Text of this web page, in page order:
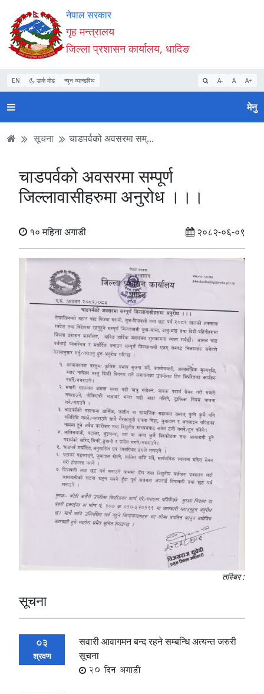
Accessibility
Mode
सुरु
गर्नुहोस्
सामाग्री
पढ्नुहाेस्
नेभिगेसन
पढ्नुहाेस्
वेबसाइट
खोजमा
जानुहोस्
नेपाल सरकार
गृह मन्त्रालय
जिल्ला प्रशासन कार्यालय, धादिङ
EN डार्क मोड न्यून व्यान्डविथ A- A A+
मेनु
सूचना चाडपर्वको अवसरमा सम्...
चाडपर्वको अवसरमा सम्पूर्ण
जिल्लावासीहरुमा अनुरोध ।।।
१० महिना अगाडी २०८२-०६-०९
तस्बिर :
सूचना
03
श्रवण
सवारी आवागमन बन्द रहने सम्बन्धि अत्यन्त जरुरी
सूचना
20 दिन अगाडी